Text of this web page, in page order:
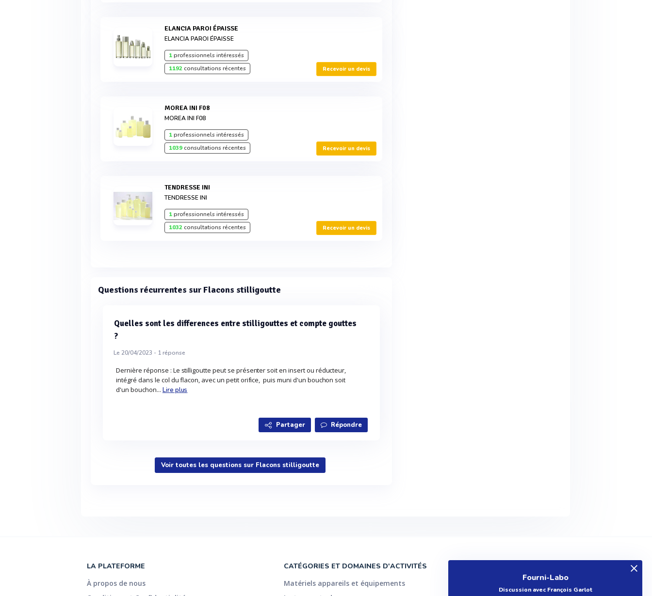
ELANCIA PAROI ÉPAISSE
ELANCIA PAROI ÉPAISSE
1professionnels intéressés
1192consultations récentes Recevoir un devis
MOREA INI F08
MOREA INI F08
1professionnels intéressés
1039consultations récentes Recevoir un devis
TENDRESSE INI
TENDRESSE INI
1professionnels intéressés
1032consultations récentes Recevoir un devis
Questions récurrentes sur Flacons stilligoutte
Quelles sont les differences entre stilligouttes et compte gouttes
?
Le 20/04/2023 - 1réponse
Dernière réponse : Le stilligoutte peut se présenter soit en insert ou réducteur,
intégré dans le col du flacon, avec un petit orifice, puis muni d'un bouchon soit
d'un bouchon... Lire plus
Partager Répondre
Voir toutes les questions sur Flacons stilligoutte
LA PLATEFORME
À propos de nous
CATÉGORIES ET DOMAINES D'ACTIVITÉS
Matériels appareils et équipements
Fourni-Labo
Discussion avec François Garlot